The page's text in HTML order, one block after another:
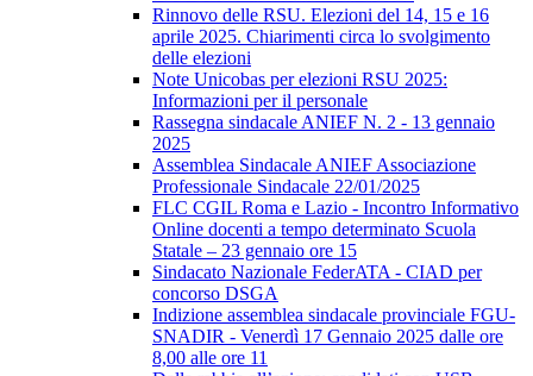
Rinnovo delle RSU. Elezioni del 14, 15 e 16
aprile 2025. Chiarimenti circa lo svolgimento
delle elezioni
Note Unicobas per elezioni RSU 2025:
Informazioni per il personale
Rassegna sindacale ANIEF N. 2 - 13 gennaio
2025
Assemblea Sindacale ANIEF Associazione
Professionale Sindacale 22/01/2025
FLC CGIL Roma e Lazio - Incontro Informativo
Online docenti a tempo determinato Scuola
Statale – 23 gennaio ore 15
Sindacato Nazionale FederATA - CIAD per
concorso DSGA
Indizione assemblea sindacale provinciale FGU-
SNADIR - Venerdì 17 Gennaio 2025 dalle ore
8,00 alle ore 11